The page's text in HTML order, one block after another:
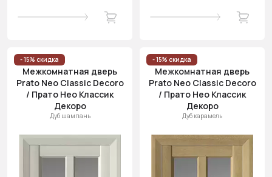
- 15% скидка
Межкомнатная дверь
Prato Neo Classic Decoro
/ Прато Нео Классик
Декоро
Дуб шампань
- 15% скидка
Межкомнатная дверь
Prato Neo Classic Decoro
/ Прато Нео Классик
Декоро
Дуб карамель